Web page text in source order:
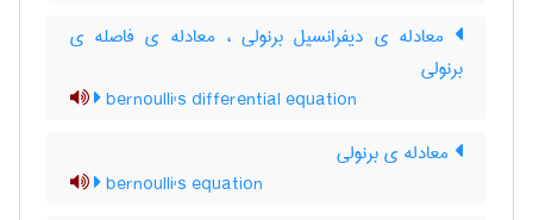
معادله ی دیفرانسیل برنولی ، معادله ی فاصله ی
برنولی
bernoulli's differential equation
معادله ی برنولی
bernoulli's equation